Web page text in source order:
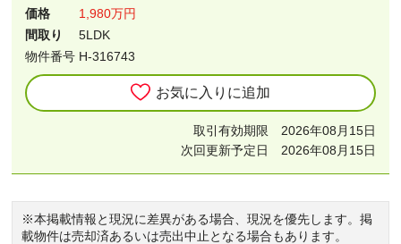
価格
1,980万円
間取り
5LDK
物件番号 H-316743
お気に入りに追加
取引有効期限 2026年08月15日
次回更新予定日 2026年08月15日
※本掲載情報と現況に差異がある場合、現況を優先します。掲
載物件は売却済あるいは売出中止となる場合もあります。